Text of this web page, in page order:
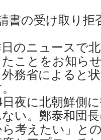
書の受け取り拒
のニュースで
ことをお知ら
務省によると
夜に北朝鮮側
い。鄭泰和団
考えたい」と